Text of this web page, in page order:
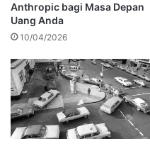
Anthropic bagi Masa Depan
Uang Anda
10/04/2026